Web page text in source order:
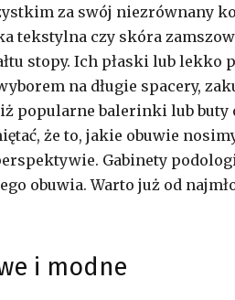
za swój niezrównany
tekstylna czy skóra
stopy. Ich płaski lub lekko
na długie spacery,
popularne balerinki lub buty
że to, jakie obuwie
Gabinety
obuwia. Warto już od
i modne